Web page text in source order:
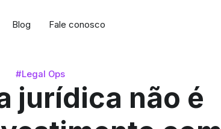
Blog Fale conosco
#Legal Ops
jurídica não é